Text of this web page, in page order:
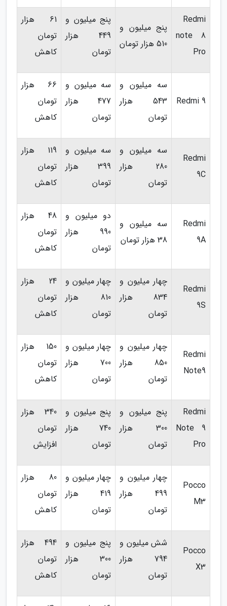
Redmi
note 8
Pro
پنج میلیون و
510 هزار تومان
پنج میلیون و
449 هزار
تومان
61 هزار
تومان
کاهش
Redmi 9
سه میلیون و
543 هزار
تومان
سه میلیون و
477 هزار
تومان
66 هزار
تومان
کاهش
Redmi
9C
سه میلیون و
280 هزار
تومان
سه میلیون و
399 هزار
تومان
119 هزار
تومان
کاهش
Redmi
9A
سه میلیون و
38 هزار تومان
دو میلیون و
990 هزار
تومان
48 هزار
تومان
کاهش
Redmi
9S
چهار میلیون و
834 هزار
تومان
چهار میلیون و
810 هزار
تومان
24 هزار
تومان
کاهش
Redmi
Note9
چهار میلیون و
850 هزار
تومان
چهار میلیون و
700 هزار
تومان
150 هزار
تومان
کاهش
Redmi
Note 9
Pro
پنج میلیون و
300 هزار
تومان
پنج میلیون و
740 هزار
تومان
340 هزار
تومان
افزایش
Pocco
M3
چهار میلیون و
499 هزار
تومان
چهار میلیون و
419 هزار
تومان
80 هزار
تومان
کاهش
Pocco
X3
شش میلیون و
794 هزار
تومان
پنج میلیون و
300 هزار
تومان
494 هزار
تومان
کاهش